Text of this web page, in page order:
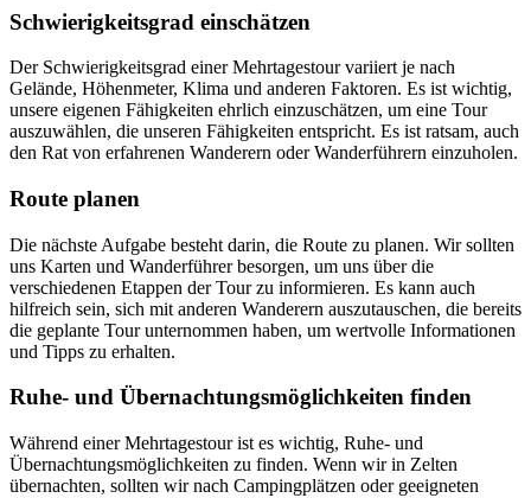
Schwierigkeitsgrad einschätzen
Der Schwierigkeitsgrad einer Mehrtagestour variiert je nach
Gelände, Höhenmeter, Klima und anderen Faktoren. Es ist wichtig,
unsere eigenen Fähigkeiten ehrlich einzuschätzen, um eine Tour
auszuwählen, die unseren Fähigkeiten entspricht. Es ist ratsam, auch
den Rat von erfahrenen Wanderern oder Wanderführern einzuholen.
Route planen
Die nächste Aufgabe besteht darin, die Route zu planen. Wir sollten
uns Karten und Wanderführer besorgen, um uns über die
verschiedenen Etappen der Tour zu informieren. Es kann auch
hilfreich sein, sich mit anderen Wanderern auszutauschen, die bereits
die geplante Tour unternommen haben, um wertvolle Informationen
und Tipps zu erhalten.
Ruhe- und Übernachtungsmöglichkeiten finden
Während einer Mehrtagestour ist es wichtig, Ruhe- und
Übernachtungsmöglichkeiten zu finden. Wenn wir in Zelten
übernachten, sollten wir nach Campingplätzen oder geeigneten